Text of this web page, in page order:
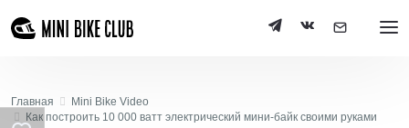
Главная
Mini Bike Video
Как построить 10 000 ватт электрический мини-байк своими руками